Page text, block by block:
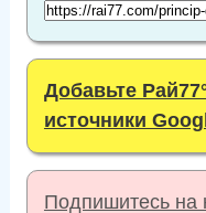
Добавьте
источники
Подпишитесь на